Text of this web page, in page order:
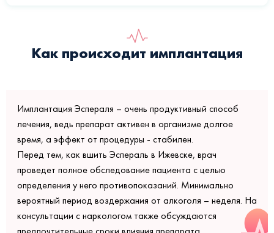
Как происходит имплантация
Имплантация Эспераля – очень продуктивный способ
лечения, ведь препарат активен в организме долгое
время, а эффект от процедуры - стабилен.
Перед тем, как вшить Эспераль в Ижевске, врач
проведет полное обследование пациента с целью
определения у него противопоказаний. Минимально
вероятный период воздержания от алкоголя – неделя. На
консультации с наркологом также обсуждаются